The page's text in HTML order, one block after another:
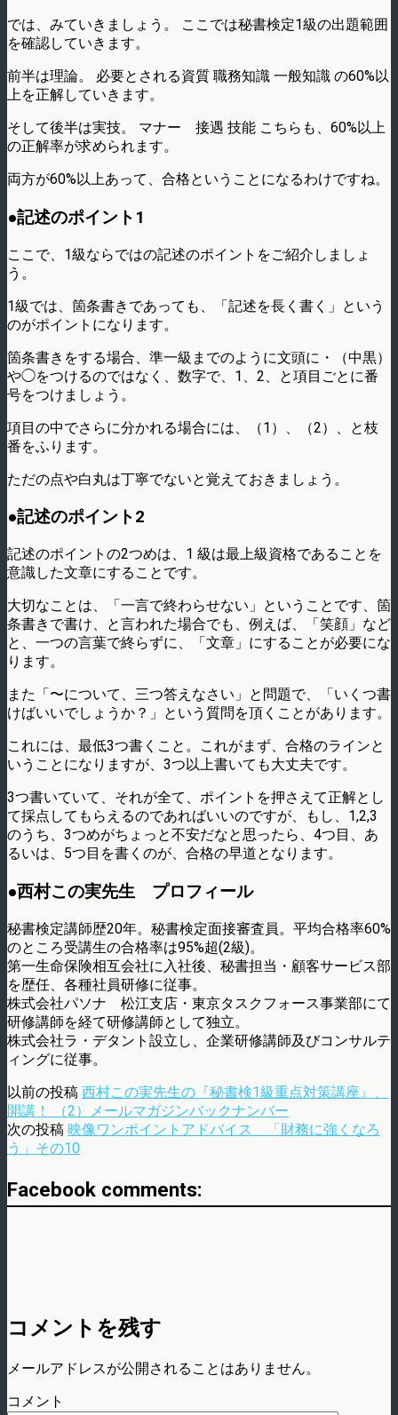
では、みていきましょう。 ここでは秘書検定1級の出題範囲
を確認していきます。
前半は理論。 必要とされる資質 職務知識 一般知識 の60%以
上を正解していきます。
そして後半は実技。 マナー 接遇 技能 こちらも、60%以上
の正解率が求められます。
両方が60%以上あって、合格ということになるわけですね。
●記述のポイント1
ここで、1級ならではの記述のポイントをご紹介しましょ
う。
1級では、箇条書きであっても、「記述を長く書く」という
のがポイントになります。
箇条書きをする場合、準一級までのように文頭に・（中黒）
や◯をつけるのではなく、数字で、1、2、と項目ごとに番
号をつけましょう。
項目の中でさらに分かれる場合には、（1）、（2）、と枝
番をふります。
ただの点や白丸は丁寧でないと覚えておきましょう。
●記述のポイント2
記述のポイントの2つめは、1 級は最上級資格であることを
意識した文章にすることです。
大切なことは、「一言で終わらせない」ということです、箇
条書きで書け、と言われた場合でも、例えば、「笑顔」など
と、一つの言葉で終らずに、「文章」にすることが必要にな
ります。
また「〜について、三つ答えなさい」と問題で、「いくつ書
けばいいでしょうか？」という質問を頂くことがあります。
これには、最低3つ書くこと。これがまず、合格のラインと
いうことになりますが、3つ以上書いても大丈夫です。
3つ書いていて、それが全て、ポイントを押さえて正解とし
て採点してもらえるのであればいいのですが、もし、1,2,3
のうち、3つめがちょっと不安だなと思ったら、4つ目、あ
るいは、5つ目を書くのが、合格の早道となります。
●西村この実先生 プロフィール
秘書検定講師歴20年。秘書検定面接審査員。平均合格率60%
のところ受講生の合格率は95%超(2級)。
第一生命保険相互会社に入社後、秘書担当・顧客サービス部
を歴任、各種社員研修に従事。
株式会社パソナ 松江支店・東京タスクフォース事業部にて
研修講師を経て研修講師として独立。
株式会社ラ・デタント設立し、企業研修講師及びコンサルテ
ィングに従事。
以前の投稿 西村この実先生の『秘書検1級重点対策講座』、
開講！ （2）メールマガジンバックナンバー
次の投稿 映像ワンポイントアドバイス 「財務に強くなろ
う」その10
Facebook comments:
コメントを残す
メールアドレスが公開されることはありません。
コメント